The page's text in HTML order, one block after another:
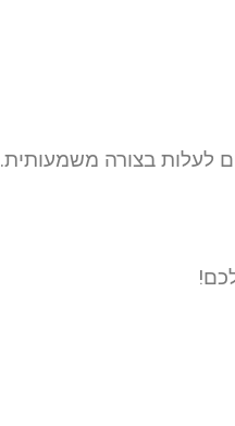
לעלות בצורה משמעותית.